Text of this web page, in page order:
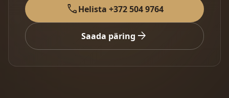
callHelista +372 504 9764
Saada päring arrow_forward